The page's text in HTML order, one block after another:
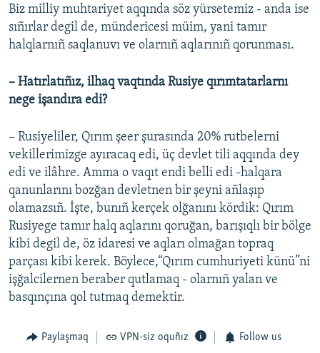
Biz milliy muhtariyet aqqında söz yürsetemiz - anda ise
sıñırlar degil de, mündericesi müim, yani tamır
halqlarnıñ saqlanuvı ve olarnıñ aqlarınıñ qorunması.
– Hatırlatıñız, ilhaq vaqtında Rusiye qırımtatarlarnı
nege işandıra edi?
– Rusiyeliler, Qırım şeer şurasında 20% rutbelerni
vekillerimizge ayıracaq edi, üç devlet tili aqqında dey
edi ve ilâhre. Amma o vaqıt endi belli edi -halqara
qanunlarını bozğan devletnen bir şeyni añlaşıp
olamazsıñ. İşte, bunıñ kerçek olğanını kördik: Qırım
Rusiyege tamır halq aqlarını qoruğan, barışıqlı bir bölge
kibi degil de, öz idaresi ve aqları olmağan topraq
parçası kibi kerek. Böylece,“Qırım cumhuriyeti künü”ni
işğalcilernen beraber qutlamaq - olarnıñ yalan ve
basqınçına qol tutmaq demektir.
Paylaşmaq VPN-siz oquñız Follow us